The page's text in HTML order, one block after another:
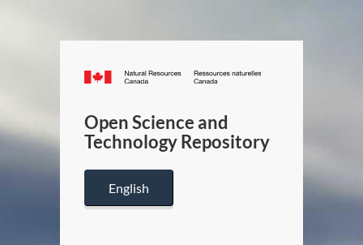
Canada.ca
/
Canada
Open Science and
Technology Repository
English